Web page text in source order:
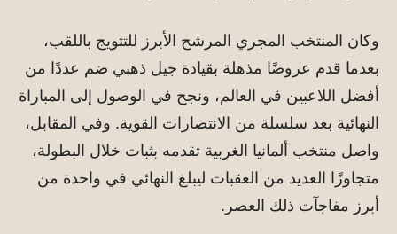
وكان المنتخب المجري المرشح الأبرز للتتويج باللقب،
بعدما قدم عروضًا مذهلة بقيادة جيل ذهبي ضم عددًا من
أفضل اللاعبين في العالم، ونجح في الوصول إلى المباراة
النهائية بعد سلسلة من الانتصارات القوية. وفي المقابل،
واصل منتخب ألمانيا الغربية تقدمه بثبات خلال البطولة،
متجاوزًا العديد من العقبات ليبلغ النهائي في واحدة من
أبرز مفاجآت ذلك العصر.